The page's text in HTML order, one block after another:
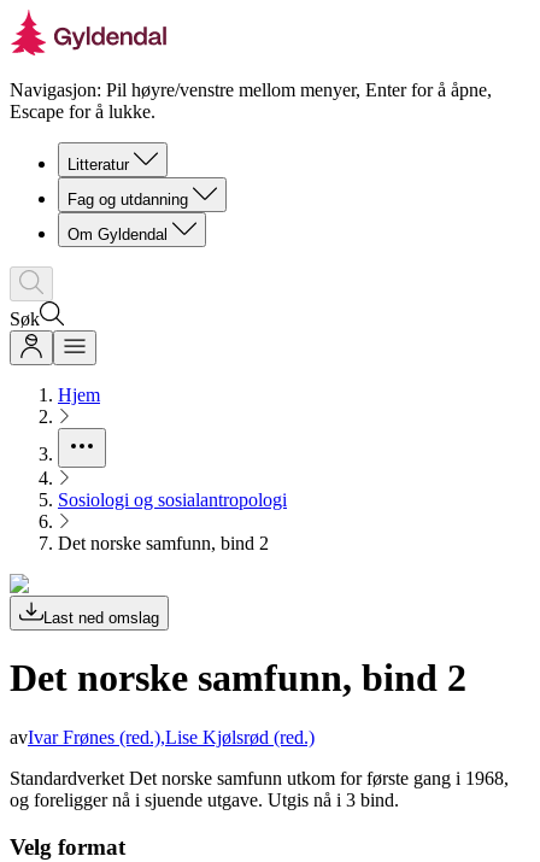
Navigasjon: Pil høyre/venstre mellom menyer, Enter for å åpne,
Escape for å lukke.
Litteratur
Fag og utdanning
Om Gyldendal
Søk
Hjem
Sosiologi og sosialantropologi
Det norske samfunn, bind 2
Last ned omslag
Det norske samfunn, bind 2
avIvar Frønes (red.),Lise Kjølsrød (red.)
Standardverket Det norske samfunn utkom for første gang i 1968,
og foreligger nå i sjuende utgave. Utgis nå i 3 bind.
Velg format